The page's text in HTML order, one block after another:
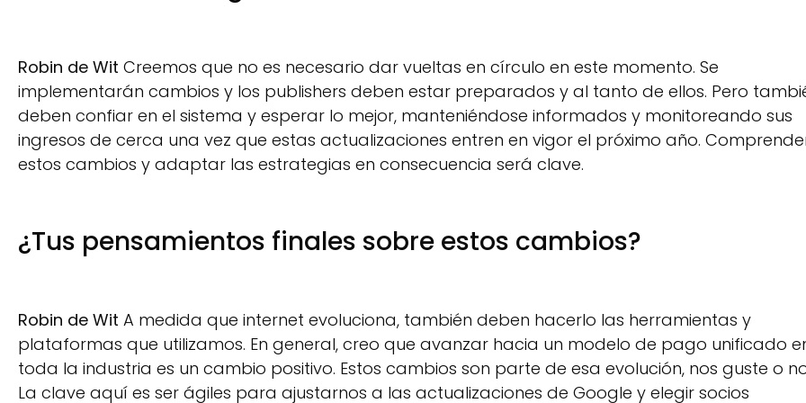
Robin de Wit Creemos que no es necesario dar vueltas en círculo en este momento. Se
implementarán cambios y los publishers deben estar preparados y al tanto de ellos. Pero
deben confiar en el sistema y esperar lo mejor, manteniéndose informados y monitoreando sus
ingresos de cerca una vez que estas actualizaciones entren en vigor el próximo año.
estos cambios y adaptar las estrategias en consecuencia será clave.
¿Tus pensamientos finales sobre estos cambios?
Robin de Wit A medida que internet evoluciona, también deben hacerlo las herramientas y
plataformas que utilizamos. En general, creo que avanzar hacia un modelo de pago unificado
toda la industria es un cambio positivo. Estos cambios son parte de esa evolución, nos guste o
La clave aquí es ser ágiles para ajustarnos a las actualizaciones de Google y elegir socios